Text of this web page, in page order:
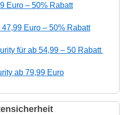
Euro – 50% Rabatt
Euro – 50% Rabatt
für ab 54,99 – 50 Rabatt
ab 79,99 Euro